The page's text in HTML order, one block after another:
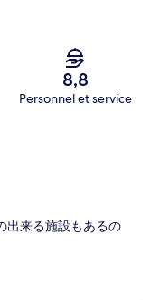
8,8
Personnel et service
出来る施設もあるの